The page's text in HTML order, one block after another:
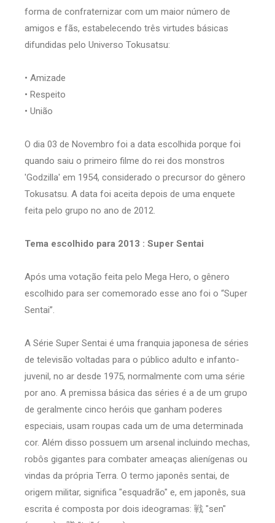
forma de confraternizar com um maior número de
amigos e fãs, estabelecendo três virtudes básicas
difundidas pelo Universo Tokusatsu:
• Amizade
• Respeito
• União
O dia 03 de Novembro foi a data escolhida porque foi
quando saiu o primeiro filme do rei dos monstros
'Godzilla' em 1954, considerado o precursor do gênero
Tokusatsu. A data foi aceita depois de uma enquete
feita pelo grupo no ano de 2012.
Tema escolhido para 2013 : Super Sentai
Após uma votação feita pelo Mega Hero, o gênero
escolhido para ser comemorado esse ano foi o “Super
Sentai”.
A Série Super Sentai é uma franquia japonesa de séries
de televisão voltadas para o público adulto e infanto-
juvenil, no ar desde 1975, normalmente com uma série
por ano. A premissa básica das séries é a de um grupo
de geralmente cinco heróis que ganham poderes
especiais, usam roupas cada um de uma determinada
cor. Além disso possuem um arsenal incluindo mechas,
robôs gigantes para combater ameaças alienígenas ou
vindas da própria Terra. O termo japonês sentai, de
origem militar, significa "esquadrão" e, em japonês, sua
escrita é composta por dois ideogramas: 戦 "sen"